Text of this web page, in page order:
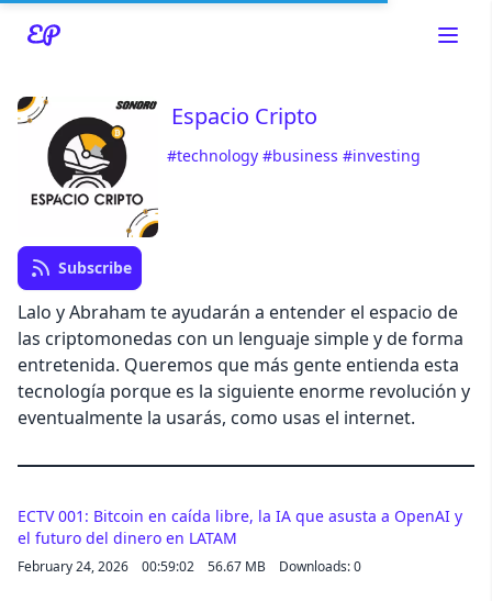
Read about our content policies
Espacio Cripto
#technology #business #investing
Subscribe
Lalo y Abraham te ayudarán a entender el espacio de
las criptomonedas con un lenguaje simple y de forma
entretenida. Queremos que más gente entienda esta
tecnología porque es la siguiente enorme revolución y
eventualmente la usarás, como usas el internet.
Cancel
ECTV 001: Bitcoin en caída libre, la IA que asusta a OpenAI y
el futuro del dinero en LATAM
February 24, 2026 00:59:02 56.67 MB Downloads: 0